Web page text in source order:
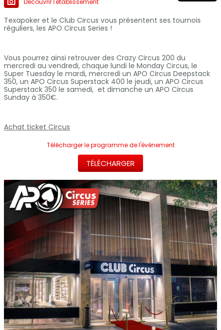
Découvrir l'établissement
Texapoker et le Club Circus vous présentent ses tournois
réguliers, les APO Circus Series !
Vous pourrez ainsi retrouver des Crazy Circus 200 du
mercredi au vendredi, chaque lundi le Monday Circus, le
Super Tuesday le mardi, mercredi un APO Circus Deepstack
350, un APO Circus Superstack 400 le jeudi, un APO Circus
Superstack 350 le samedi, et dimanche un APO Circus
Sunday à 350€.
Achat ticket Circus
Télécharger le programme de l'événement
TÉLÉCHARGER